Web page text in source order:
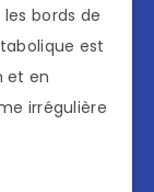
bords de
est
et en
irrégulière